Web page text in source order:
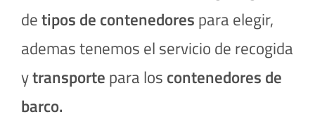
detipos de contenedores para elegir,
ademas tenemos el servicio de recogida
ytransporte para los contenedores de
barco.